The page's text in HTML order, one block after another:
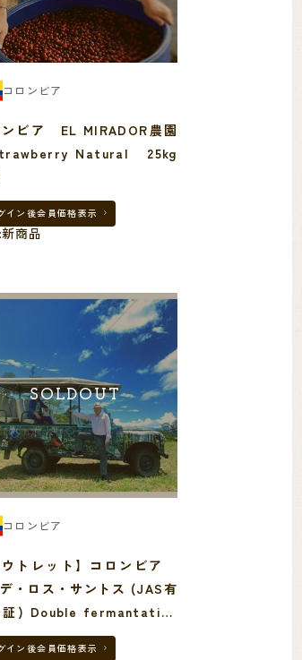
コロンビア
ンビア EL MIRADOR農園
Natural 25kg
イン後会員価格表示
商品
SOLDOUT
コロンビア
ウトレット】コロンビア
・ロス・サントス (JAS有
証) Double fermantation
イン後会員価格表示